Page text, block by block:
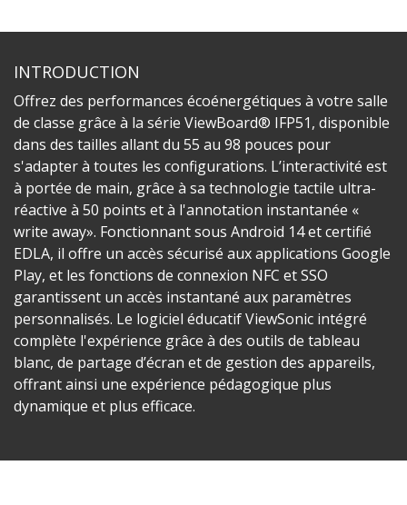
INTRODUCTION
Offrez des performances écoénergétiques à votre salle
de classe grâce à la série ViewBoard® IFP51, disponible
dans des tailles allant du 55 au 98 pouces pour
s'adapter à toutes les configurations. L’interactivité est
à portée de main, grâce à sa technologie tactile ultra-
réactive à 50 points et à l'annotation instantanée «
write away». Fonctionnant sous Android 14 et certifié
EDLA, il offre un accès sécurisé aux applications Google
Play, et les fonctions de connexion NFC et SSO
garantissent un accès instantané aux paramètres
personnalisés. Le logiciel éducatif ViewSonic intégré
complète l'expérience grâce à des outils de tableau
blanc, de partage d’écran et de gestion des appareils,
offrant ainsi une expérience pédagogique plus
dynamique et plus efficace.